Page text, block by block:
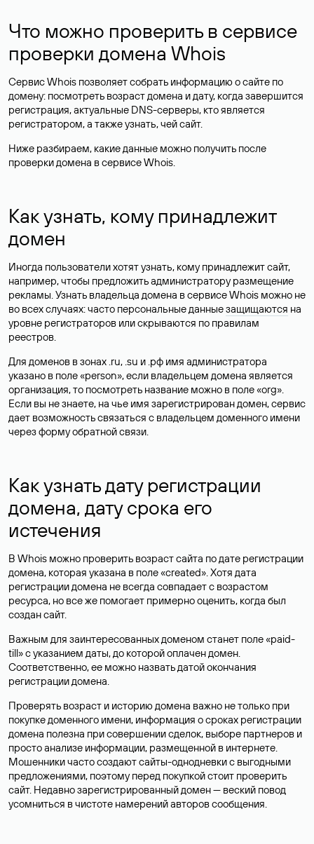
Что можно проверить в сервисе
проверки домена Whois
Сервис Whois позволяет собрать информацию о сайте по
домену: посмотреть возраст домена и дату, когда завершится
регистрация, актуальные DNS-серверы, кто является
регистратором, а также узнать, чей сайт.
Ниже разбираем, какие данные можно получить после
проверки домена в сервисе Whois.
Как узнать, кому принадлежит
домен
Иногда пользователи хотят узнать, кому принадлежит сайт,
например, чтобы предложить администратору размещение
рекламы. Узнать владельца домена в сервисе Whois можно не
во всех случаях: часто персональные данныезащищаются на
уровне регистраторов или скрываются по правилам
реестров.
Для доменов в зонах .ru, .su и .рф имя администратора
указано в поле «person», если владельцем домена является
организация, то посмотреть название можно в поле «org».
Если вы не знаете, на чье имя зарегистрирован домен, сервис
дает возможность связаться с владельцем доменного имени
через форму обратной связи.
Как узнать дату регистрации
домена, дату срока его
истечения
В Whois можно проверить возраст сайта по дате регистрации
домена, которая указана в поле «created». Хотя дата
регистрации домена не всегда совпадает с возрастом
ресурса, но все же помогает примерно оценить, когда был
создан сайт.
Важным для заинтересованных доменом станет поле «paid-
till» с указанием даты, до которой оплачен домен.
Соответственно, ее можно назвать датой окончания
регистрации домена.
Проверять возраст и историю домена важно не только при
покупке доменного имени, информация о сроках регистрации
домена полезна при совершении сделок, выборе партнеров и
просто анализе информации, размещенной в интернете.
Мошенники часто создают сайты-однодневки с выгодными
предложениями, поэтому перед покупкой стоит проверить
сайт. Недавно зарегистрированный домен — веский повод
усомниться в чистоте намерений авторов сообщения.